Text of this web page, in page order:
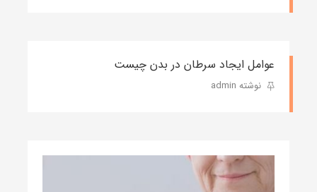
عوامل ایجاد سرطان در بدن چیست
نوشته admin